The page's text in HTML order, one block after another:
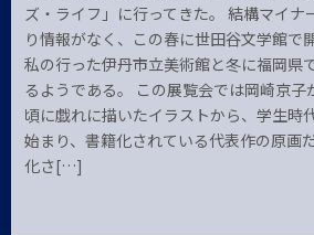
ズ・ライフ」に行ってきた。 結構マイナ
り情報がなく、この春に世田谷文学館で
私の行った伊丹市立美術館と冬に福岡県
るようである。 この展覧会では岡崎京子
頃に戯れに描いたイラストから、学生時
始まり、書籍化されている代表作の原画
化さ[…]